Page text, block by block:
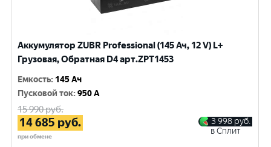
Аккумулятор ZUBR Professional (145 Ач, 12 V) L+
Грузовая, Обратная D4 арт.ZPT1453
Емкость: 145 Ач
Пусковой ток:950 A
15 990руб.
14 685 руб.
при обмене
3 998 руб.
в Сплит